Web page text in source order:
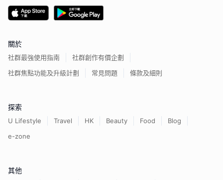
關於
社群最強使用指南
社群創作有價企劃
社群焦點功能及升級計劃
常見問題 條款及細則
探索
U Lifestyle Travel HK Beauty Food
Blog
e-zone
其他